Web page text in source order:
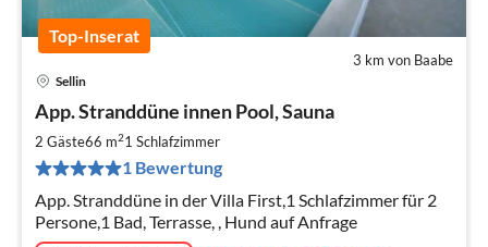
Top-Inserat
3 km von Baabe
Sellin
App. Stranddüne innen Pool, Sauna
2 Gäste66 m21 Schlafzimmer
1 Bewertung
App. Stranddüne in der Villa First,1 Schlafzimmer für 2
Persone,1 Bad, Terrasse, , Hund auf Anfrage